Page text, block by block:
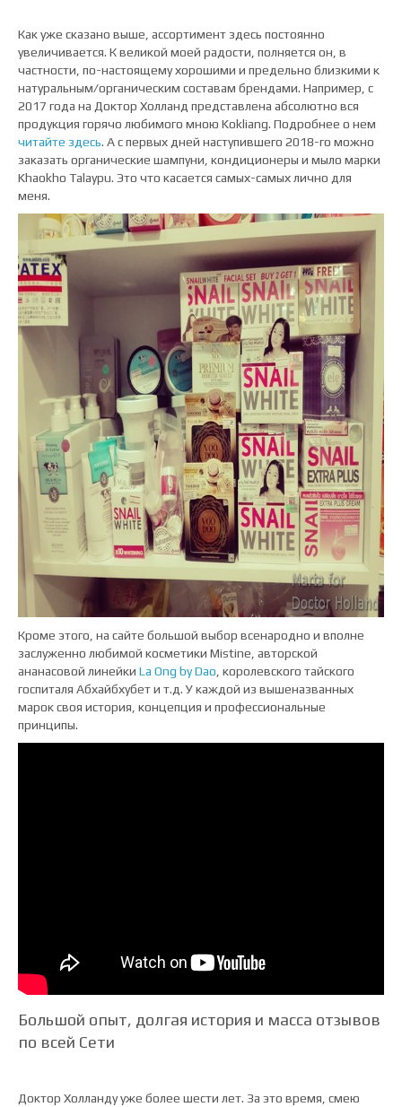
Как уже сказано выше, ассортимент здесь постоянно
увеличивается. К великой моей радости, полняется он, в
частности, по-настоящему хорошими и предельно близкими к
натуральным/органическим составам брендами. Например, с
2017 года на Доктор Холланд представлена абсолютно вся
продукция горячо любимого мною Kokliang. Подробнее о нем
читайте здесь. А с первых дней наступившего 2018-го можно
заказать органические шампуни, кондиционеры и мыло марки
Khaokho Talaypu. Это что касается самых-самых лично для
меня.
Кроме этого, на сайте большой выбор всенародно и вполне
заслуженно любимой косметики Mistine, авторской
ананасовой линейки La Ong by Dao, королевского тайского
госпиталя Абхайбхубети т.д. У каждой из вышеназванных
марок своя история, концепция и профессиональные
принципы.
Большой опыт, долгая история и масса отзывов
по всей Сети
Доктор Холланду уже более шести лет. За это время, смею